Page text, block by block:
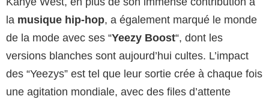
la musique hip-hop, a également marqué le monde
de la mode avec ses “Yeezy Boost“, dont les
versions blanches sont aujourd’hui cultes. L’impact
des “Yeezys” est tel que leur sortie crée à chaque fois
une agitation mondiale, avec des files d’attente